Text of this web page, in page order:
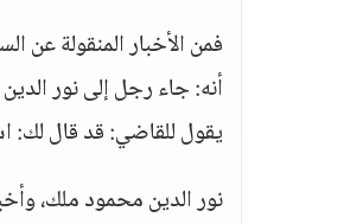
أنه: جاء رجل إلى نور
يقول للقاضي: قد قال لك:
نور الدين محمود ملك،